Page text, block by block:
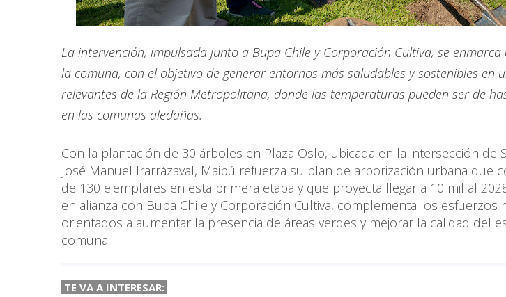
La intervención, impulsada junto a Bupa Chile y Corporación Cultiva, se
la comuna, con el objetivo de generar entornos más saludables y sostenibles en
relevantes de la Región Metropolitana, donde las temperaturas pueden ser de
en las comunas aledañas.
Con la plantación de 30 árboles en Plaza Oslo, ubicada en la intersección de
José Manuel Irarrázaval, Maipú refuerza su plan de arborización urbana que
de 130 ejemplares en esta primera etapa y que proyecta llegar a 10 mil al
en alianza con Bupa Chile y Corporación Cultiva, complementa los esfuerzos
orientados a aumentar la presencia de áreas verdes y mejorar la calidad del
comuna.
TE VA A INTERESAR: